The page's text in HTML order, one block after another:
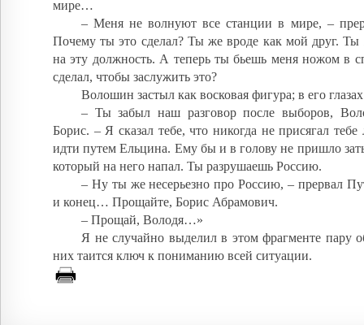
мире…
– Меня не волнуют все станции в мире, –
Почему ты это сделал? Ты же вроде как мой друг. Ты
на эту должность. А теперь ты бьешь меня ножом в
сделал, чтобы заслужить это?
Волошин застыл как восковая фигура; в его
– Ты забыл наш разговор после выборов,
Борис. – Я сказал тебе, что никогда не присягал
идти путем Ельцина. Ему бы и в голову не пришло
который на него напал. Ты разрушаешь Россию.
– Ну ты же несерьезно про Россию, – прервал
и конец… Прощайте, Борис Абрамович.
– Прощай, Володя…»
Я не случайно выделил в этом фрагменте пару
них таится ключ к пониманию всей ситуации.